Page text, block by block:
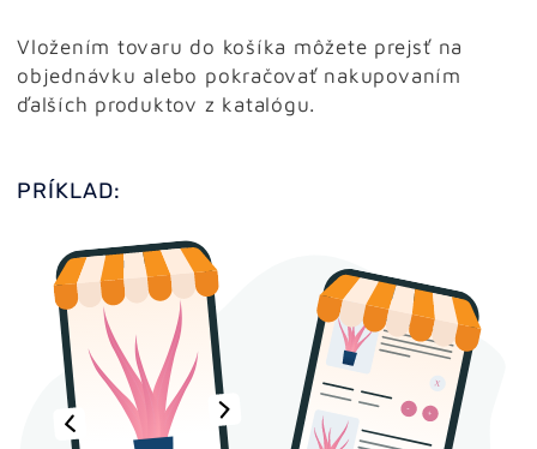
Vložením tovaru do košíka môžete prejsť na
objednávku alebo pokračovať nakupovaním
ďalších produktov z katalógu.
PRÍKLAD: